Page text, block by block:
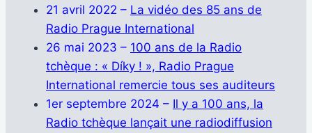
21 avril 2022 – La vidéo des 85 ans de
Radio Prague International
26 mai 2023 – 100 ans de la Radio
tchèque : « Díky ! », Radio Prague
International remercie tous ses auditeurs
1er septembre 2024 – Il y a 100 ans, la
Radio tchèque lançait une radiodiffusion